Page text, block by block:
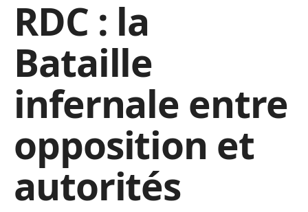
RDC : la
Bataille
infernale entre
opposition et
autorités